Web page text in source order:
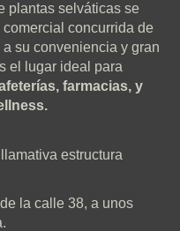
plantas selváticas se
comercial concurrida de
su conveniencia y gran
el lugar ideal para
farmacias, y
estructura
la calle 38, a unos